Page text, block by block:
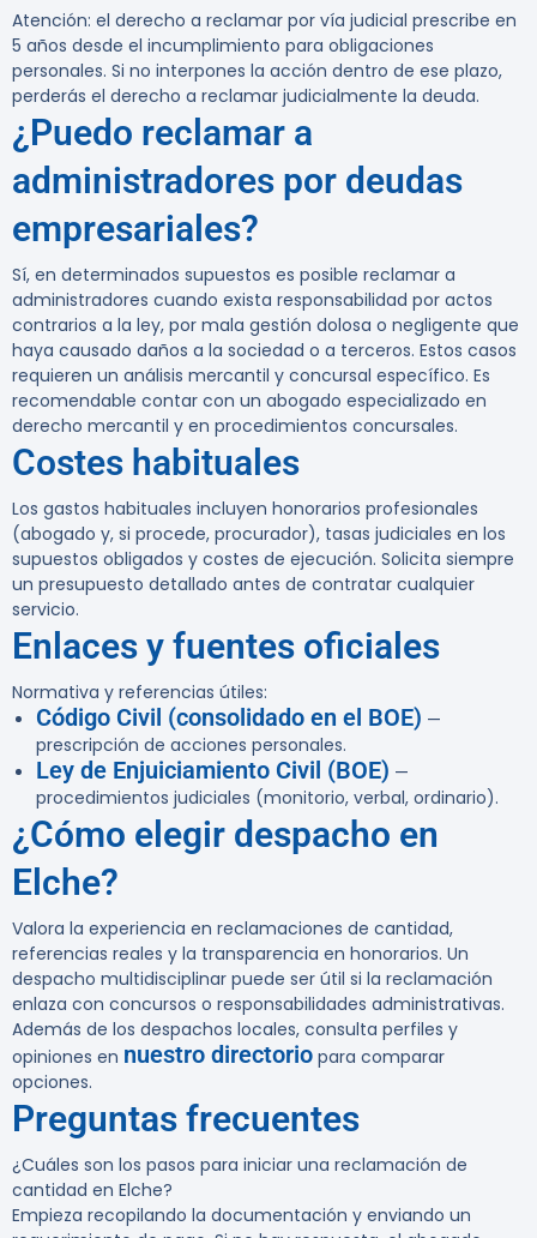
Atención: el derecho a reclamar por vía judicial prescribe en
5 años desde el incumplimiento para obligaciones
personales. Si no interpones la acción dentro de ese plazo,
perderás el derecho a reclamar judicialmente la deuda.
¿Puedo reclamar a
administradores por deudas
empresariales?
Sí, en determinados supuestos es posible reclamar a
administradores cuando exista responsabilidad por actos
contrarios a la ley, por mala gestión dolosa o negligente que
haya causado daños a la sociedad o a terceros. Estos casos
requieren un análisis mercantil y concursal específico. Es
recomendable contar con un abogado especializado en
derecho mercantil y en procedimientos concursales.
Costes habituales
Los gastos habituales incluyen honorarios profesionales
(abogado y, si procede, procurador), tasas judiciales en los
supuestos obligados y costes de ejecución. Solicita siempre
un presupuesto detallado antes de contratar cualquier
servicio.
Enlaces y fuentes oficiales
Normativa y referencias útiles:
Código Civil (consolidado en el BOE) —
prescripción de acciones personales.
Ley de Enjuiciamiento Civil (BOE) —
procedimientos judiciales (monitorio, verbal, ordinario).
¿Cómo elegir despacho en
Elche?
Valora la experiencia en reclamaciones de cantidad,
referencias reales y la transparencia en honorarios. Un
despacho multidisciplinar puede ser útil si la reclamación
enlaza con concursos o responsabilidades administrativas.
Además de los despachos locales, consulta perfiles y
opiniones en nuestro directorio para comparar
opciones.
Preguntas frecuentes
¿Cuáles son los pasos para iniciar una reclamación de
cantidad en Elche?
Empieza recopilando la documentación y enviando un